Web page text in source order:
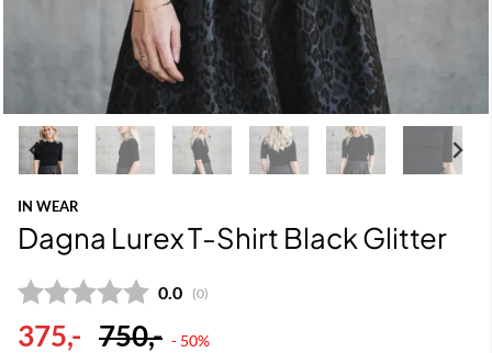
IN WEAR
Dagna Lurex T-Shirt Black Glitter
Gjennomsnittskarakter:
0.0 (stemmer:
0)
375,- 750,- - 50%